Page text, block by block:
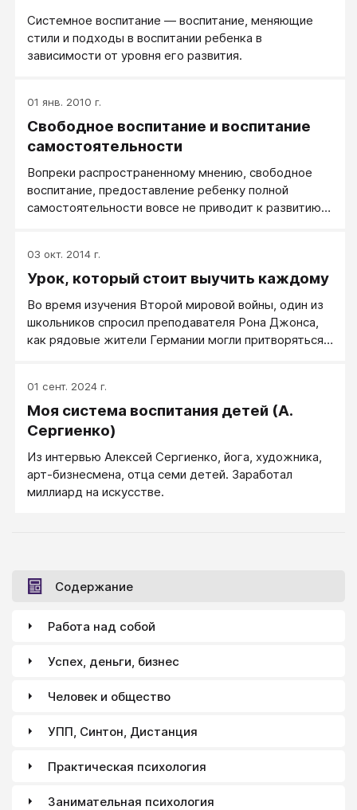
Системное воспитание — воспитание, меняющие
стили и подходы в воспитании ребенка в
зависимости от уровня его развития.
01 янв. 2010 г.
Свободное воспитание и воспитание
самостоятельности
Вопреки распространенному мнению, свободное
воспитание, предоставление ребенку полной
самостоятельности вовсе не приводит к развитию
просто ребенок, предоставленный для любых
других влияний. А кто отвечает за то, какими они
03 окт. 2014 г.
Урок, который стоит выучить каждому
Во время изучения Второй мировой войны, один из
школьников спросил преподавателя Рона Джонса,
как рядовые жители Германии могли притворяться,
класс опережал учебную программу, Джонс решил
выделить одну неделю для посвящённого этому
вопросу эксперимента.
01 сент. 2024 г.
Моя система воспитания детей (А.
Сергиенко)
Из интервью Алексей Сергиенко, йога, художника,
арт-бизнесмена, отца семи детей. Заработал
миллиард на искусстве.
Содержание
Работа над собой
Успех, деньги, бизнес
Человек и общество
УПП, Синтон, Дистанция
Практическая психология
Занимательная психология